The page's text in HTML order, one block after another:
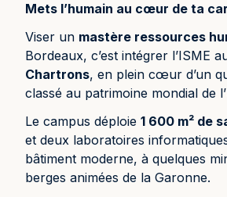
Mets l’humain au cœur de ta
Viser un mastère ressources
Bordeaux, c’est intégrer l’ISME
Chartrons, en plein cœur d’un
classé au patrimoine mondial de
Le campus déploie 1 600 m² de
et deux laboratoires
bâtiment moderne, à quelques
berges animées de la Garonne.